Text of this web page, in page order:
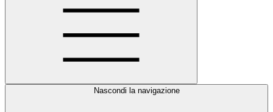
Nascondi la navigazione